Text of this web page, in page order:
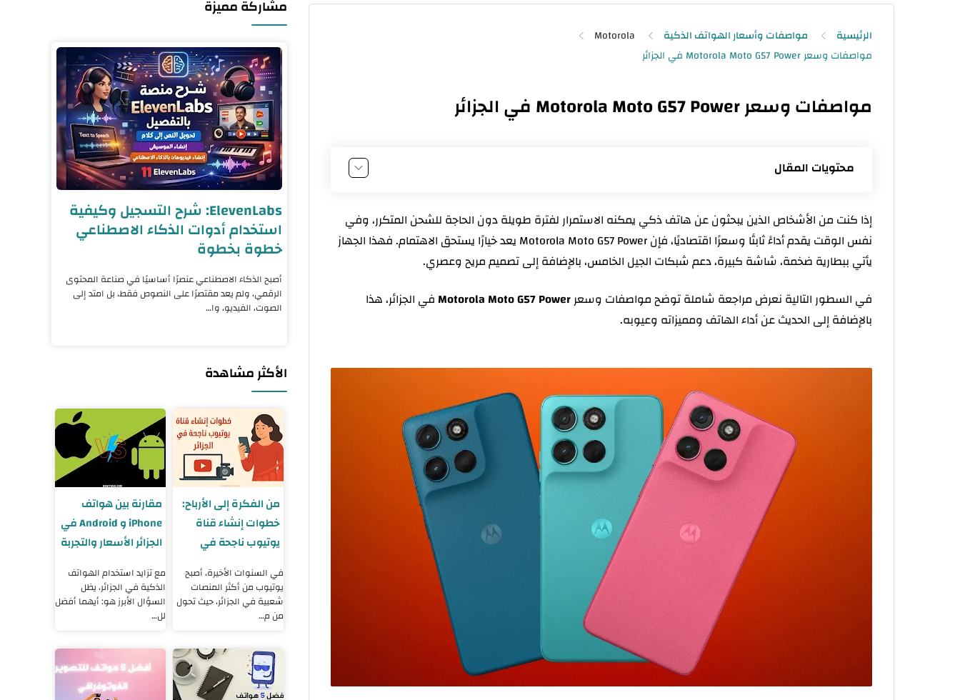
الرئيسية مواصفات وأسعار الهواتف الذكية Motorola
مواصفات وسعر Motorola Moto G57 Power في الجزائر
محتويات المقال
تصميم يجمع بين العملية والأناقة
شاشة واسعة وتجربة عرض مريحة
أداء يعتمد عليه في المهام اليومية والألعاب المتوسطة
كاميرا عملية تقدم نتائج جيدة في الإضاءة النهارية
هل Motorola Moto G57 Power خيار مناسب لك؟
إذا كنت من الأشخاص الذين يبحثون عن هاتف ذكي يمكنه الاستمرار لفترة طويلة دون الحاجة للشحن المتكرر، وفي
نفس الوقت يقدم أداءً ثابتًا وسعرًا اقتصاديًا، فإن Motorola Moto G57 Power يعد خيارًا يستحق الاهتمام. فهذا الجهاز
يأتي ببطارية ضخمة، شاشة كبيرة، دعم شبكات الجيل الخامس، بالإضافة إلى تصميم مريح وعصري.
في السطور التالية نعرض مراجعة شاملة توضح مواصفات وسعرMotorola Moto G57 Power في الجزائر، هذا
بالإضافة إلى الحديث عن أداء الهاتف ومميزاته وعيوبه.
مشاركة مميزة
ElevenLabs: شرح التسجيل وكيفية
استخدام أدوات الذكاء الاصطناعي
خطوة بخطوة
أصبح الذكاء الاصطناعي عنصرًا أساسيًا في صناعة المحتوى
الرقمي، ولم يعد مقتصرًا على النصوص فقط، بل امتد إلى
الصوت، الفيديو، وا…
الأكثر مشاهدة
من الفكرة إلى الأرباح:
خطوات إنشاء قناة
يوتيوب ناجحة في
في السنوات الأخيرة، أصبح
يوتيوب من أكثر المنصات
شعبية في الجزائر، حيث تحول
من م…
مقارنة بين هواتف
iPhone و Android في
الجزائر الأسعار والتجربة
مع تزايد استخدام الهواتف
الذكية في الجزائر، يظل
السؤال الأبرز هو: أيهما أفضل
لل…